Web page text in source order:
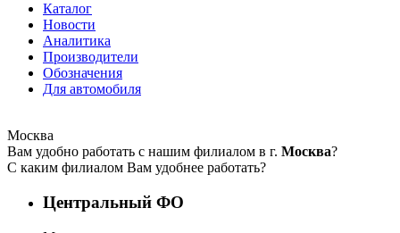
Каталог
Новости
Аналитика
Производители
Обозначения
Для автомобиля
Москва
Вам удобно работать с нашим филиалом в г. Москва?
С каким филиалом Вам удобнее работать?
Центральный ФО